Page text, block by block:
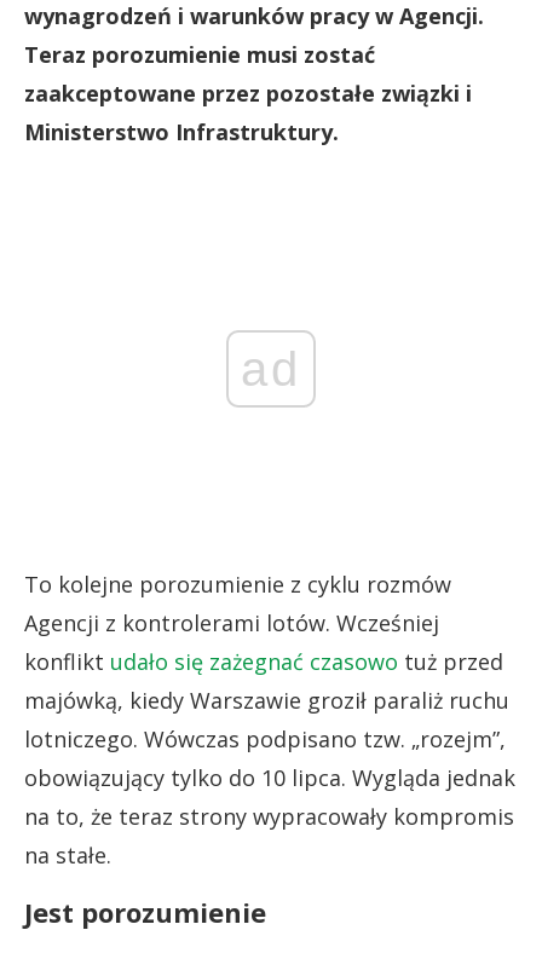
wynagrodzeń i warunków pracy w Agencji.
Teraz porozumienie musi zostać
zaakceptowane przez pozostałe związki i
Ministerstwo Infrastruktury.
ad
To kolejne porozumienie z cyklu rozmów
Agencji z kontrolerami lotów. Wcześniej
konflikt udało się zażegnać czasowo tuż przed
majówką, kiedy Warszawie groził paraliż ruchu
lotniczego. Wówczas podpisano tzw. „rozejm”,
obowiązujący tylko do 10 lipca. Wygląda jednak
na to, że teraz strony wypracowały kompromis
na stałe.
Jest porozumienie